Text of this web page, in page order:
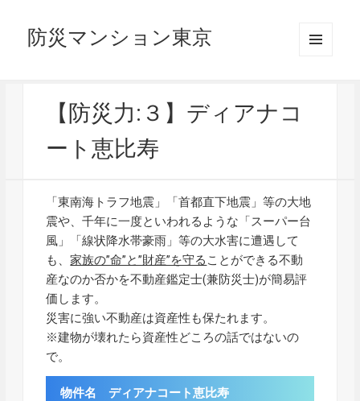
防災マンション東京
【防災力:３】ディアナコ
ート恵比寿
「東南海トラフ地震」「首都直下地震」等の大地
震や、千年に一度といわれるような「スーパー台
風」「線状降水帯豪雨」等の大水害に遭遇して
も、家族の”命”と”財産”を守る ことができる不動
産なのか否かを不動産鑑定士(兼防災士)が簡易評
価します。
災害に強い不動産は資産性も保たれます。
※建物が壊れたら資産性どころの話ではないの
で。
物件名 ディアナコート恵比寿